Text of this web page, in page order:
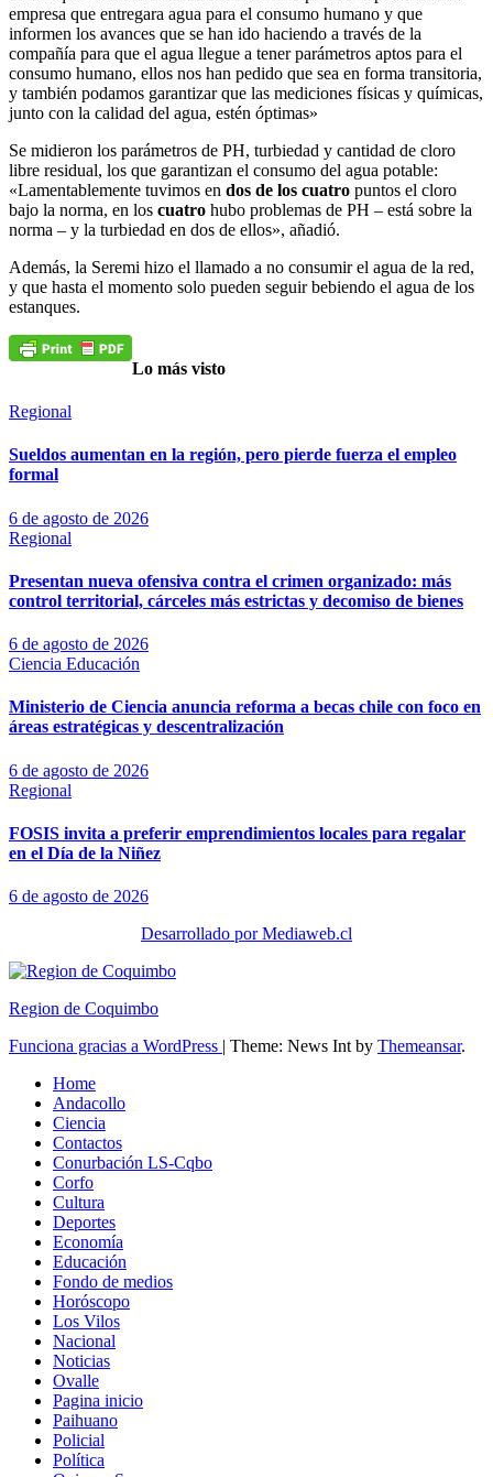
empresa que entregara agua para el consumo humano y que
informen los avances que se han ido haciendo a través de la
compañía para que el agua llegue a tener parámetros aptos para el
consumo humano, ellos nos han pedido que sea en forma transitoria,
y también podamos garantizar que las mediciones físicas y químicas,
junto con la calidad del agua, estén óptimas»
Se midieron los parámetros de PH, turbiedad y cantidad de cloro
libre residual, los que garantizan el consumo del agua potable:
«Lamentablemente tuvimos en dos de los cuatro puntos el cloro
bajo la norma, en los cuatro hubo problemas de PH – está sobre la
norma – y la turbiedad en dos de ellos», añadió.
Además, la Seremi hizo el llamado a no consumir el agua de la red,
y que hasta el momento solo pueden seguir bebiendo el agua de los
estanques.
Lo más visto
Regional
Sueldos aumentan en la región, pero pierde fuerza el empleo
formal
6 de agosto de 2026
Regional
Presentan nueva ofensiva contra el crimen organizado: más
control territorial, cárceles más estrictas y decomiso de bienes
6 de agosto de 2026
Ciencia Educación
Ministerio de Ciencia anuncia reforma a becas chile con foco en
áreas estratégicas y descentralización
6 de agosto de 2026
Regional
FOSIS invita a preferir emprendimientos locales para regalar
en el Día de la Niñez
6 de agosto de 2026
Desarrollado por Mediaweb.cl
Region de Coquimbo
Funciona gracias a WordPress | Theme: News Int by Themeansar.
Home
Andacollo
Ciencia
Contactos
Conurbación LS-Cqbo
Corfo
Cultura
Deportes
Economía
Educación
Fondo de medios
Horóscopo
Los Vilos
Nacional
Noticias
Ovalle
Pagina inicio
Paihuano
Policial
Política